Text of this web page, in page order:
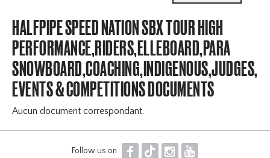
HALFPIPE SPEED NATION SBX TOUR HIGH
PERFORMANCE,RIDERS,ELLEBOARD,PARA
EVENTS & COMPETITIONS DOCUMENTS
Aucun document correspondant.
Follow us on F T I Y